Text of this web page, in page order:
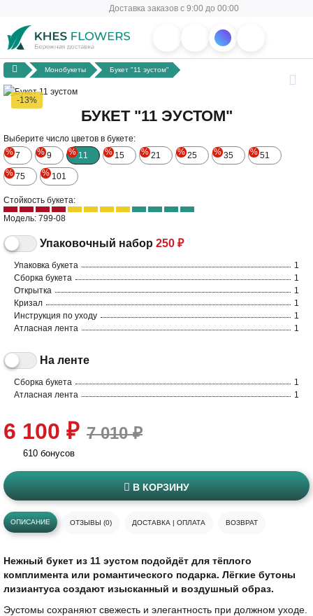
Доставка заказов с 9:00 до 00:00
Монобукеты Букет "11 эустом"
-13%
БУКЕТ "11 ЭУСТОМ"
Выберите число цветов в букете:
% 7 % 9 % 11 % 15 % 21 % 25 % 35 % 51
% 75 % 101
Стойкость букета:
Модель: 799-08
Упаковочный набор 250 ₽
Упаковка букета
1
Сборка букета
1
Открытка
1
Кризал
1
Инструкция по уходу
1
Атласная лента
1
На ленте
Сборка букета
1
Атласная лента
1
6 100 ₽ 7 010 ₽
610 бонусов
В КОРЗИНУ
ОПИСАНИЕ ОТЗЫВЫ (0) ДОСТАВКА | ОПЛАТА ВОЗВРАТ
Нежный букет из 11 эустом подойдёт для тёплого
комплимента или романтического подарка. Лёгкие бутоны
лизиантуса создают изысканный и воздушный образ.
Эустомы сохраняют свежесть и элегантность при должном уходе.